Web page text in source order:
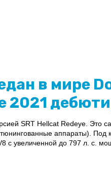
в мире
2021
SRT Hellcat Redeye.
аппараты). Под
с увеличенной до 797 л. с.